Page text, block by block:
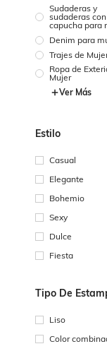
Sudaderas y
sudaderas con
capucha para
Denim para
Trajes de
Ropa de
Mujer
Ver Más
Estilo
Casual
Elegante
Bohemio
Sexy
Dulce
Fiesta
Tipo De
Liso
Color